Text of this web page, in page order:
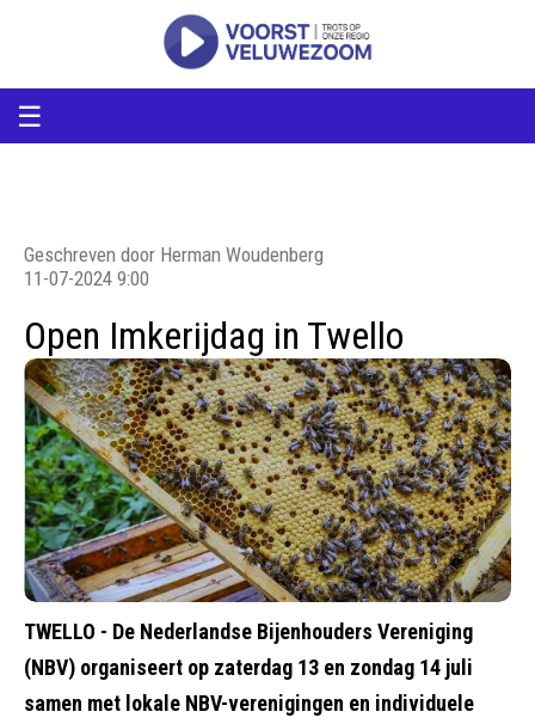
☰
Geschreven door Herman Woudenberg
11-07-2024 9:00
Open Imkerijdag in Twello
TWELLO - De Nederlandse Bijenhouders Vereniging
(NBV) organiseert op zaterdag 13 en zondag 14 juli
samen met lokale NBV-verenigingen en individuele